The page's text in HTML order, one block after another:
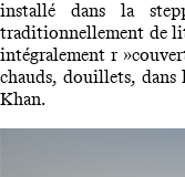
installé dans la
traditionnellement de
intégralement r
chauds, douillets,
Khan.